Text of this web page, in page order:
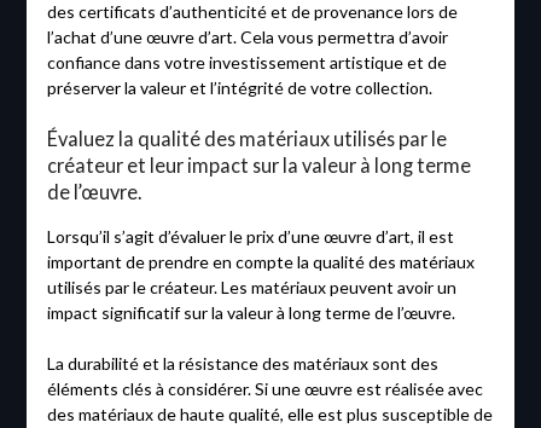
des certificats d’authenticité et de provenance lors de
l’achat d’une œuvre d’art. Cela vous permettra d’avoir
confiance dans votre investissement artistique et de
préserver la valeur et l’intégrité de votre collection.
Évaluez la qualité des matériaux utilisés par le
créateur et leur impact sur la valeur à long terme
de l’œuvre.
Lorsqu’il s’agit d’évaluer le prix d’une œuvre d’art, il est
important de prendre en compte la qualité des matériaux
utilisés par le créateur. Les matériaux peuvent avoir un
impact significatif sur la valeur à long terme de l’œuvre.
La durabilité et la résistance des matériaux sont des
éléments clés à considérer. Si une œuvre est réalisée avec
des matériaux de haute qualité, elle est plus susceptible de